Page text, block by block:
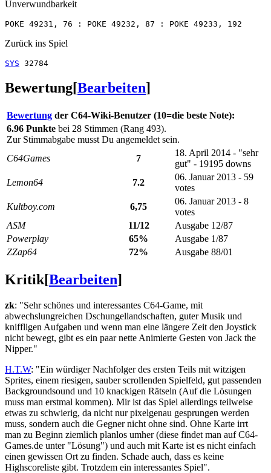
Unverwundbarkeit
Zurück ins Spiel
SYS
Bewertung[Bearbeiten]
Bewertung der C64-Wiki-Benutzer (10=die beste Note):
6.96 Punkte bei 28 Stimmen (Rang 493).
Zur Stimmabgabe musst Du angemeldet sein.
C64Games
7
18. April 2014 - "sehr
gut" - 19195 downs
Lemon64
7.2
06. Januar 2013 - 59
votes
Kultboy.com
6,75
06. Januar 2013 - 8
votes
ASM
11/12
Ausgabe 12/87
Powerplay
65%
Ausgabe 1/87
ZZap64
72% Ausgabe 88/01
Kritik[Bearbeiten]
zk: "Sehr schönes und interessantes C64-Game, mit
abwechslungreichen Dschungellandschaften, guter Musik und
kniffligen Aufgaben und wenn man eine längere Zeit den Joystick
nicht bewegt, gibt es ein paar nette Animierte Gesten von Jack the
Nipper."
H.T.W: "Ein würdiger Nachfolger des ersten Teils mit witzigen
Sprites, einem riesigen, sauber scrollenden Spielfeld, gut passenden
Backgroundsound und 10 knackigen Rätseln (Auf die Lösungen
muss man erstmal kommen). Mir ist das Spiel allerdings teilweise
etwas zu schwierig, da nicht nur pixelgenau gesprungen werden
muss, sondern auch die Gegner nicht ohne sind. Ohne Karte irrt
man zu Beginn ziemlich planlos umher (diese findet man auf C64-
Games.de unter "Lösung") und auch mit Karte ist es nicht einfach
einen gewissen Ort zu finden. Schade auch, dass es keine
Highscoreliste gibt. Trotzdem ein interessantes Spiel".